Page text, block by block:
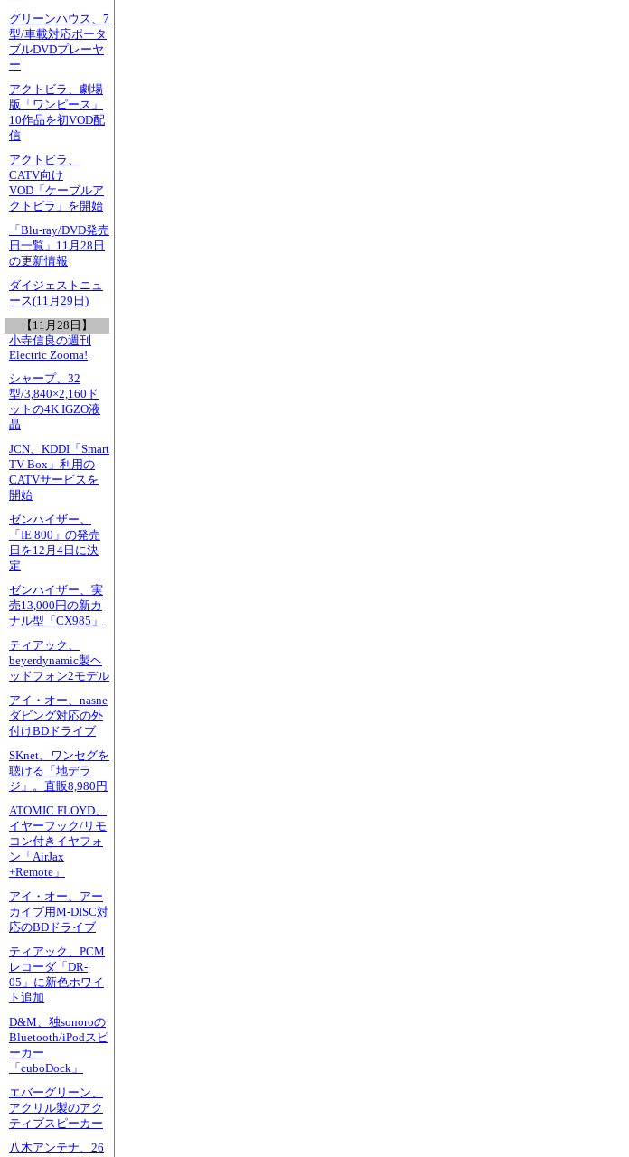
グリーンハウス、7
型/車載対応ポータ
ブルDVDプレーヤ
ー
アクトビラ、劇場
版「ワンピース」
10作品を初VOD配
信
アクトビラ、
CATV向け
VOD「ケーブルア
クトビラ」を開始
「Blu-ray/DVD発売
日一覧」11月28日
の更新情報
ダイジェストニュ
ース(11月29日)
【11月28日】
小寺信良の週刊
Electric Zooma!
シャープ、32
型/3,840×2,160ド
ットの4K IGZO液
晶
JCN、KDDI「Smart
TV Box」利用の
CATVサービスを
開始
ゼンハイザー、
「IE 800」の発売
日を12月4日に決
定
ゼンハイザー、実
売13,000円の新カ
ナル型「CX985」
ティアック、
beyerdynamic製ヘ
ッドフォン2モデル
アイ・オー、nasne
ダビング対応の外
付けBDドライブ
SKnet、ワンセグを
聴ける「地デラ
ジ」。直販8,980円
ATOMIC FLOYD、
イヤーフック/リモ
コン付きイヤフォ
ン「AirJax
+Remote」
アイ・オー、アー
カイブ用M-DISC対
応のBDドライブ
ティアック、PCM
レコーダ「DR-
05」に新色ホワイ
ト追加
D&M、独sonoroの
Bluetooth/iPodスピ
ーカー
「cuboDock」
エバーグリーン、
アクリル製のアク
ティブスピーカー
八木アンテナ、26